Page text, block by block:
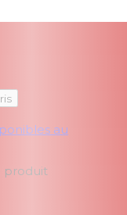
au
produit